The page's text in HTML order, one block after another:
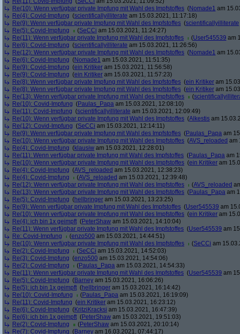
Re(10): Wenn verfügbar private Impfung mit Wahl des Impfstoffes (Nomade1 am
Re(4): Covid-Impfung (scientificallyilliterate am 15.03.2021, 11:17:18)
Re(9): Wenn verfügbar private Impfung mit Wahl des Impfstoffes (scientificallyilliterate
Re(5): Covid-Impfung
(SeCCi am 15.03.2021, 11:24:27)
Re(11): Wenn verfügbar private Impfung mit Wahl des Impfstoffes
(User545539 am
Re(6): Covid-Impfung (scientificallyilliterate am 15.03.2021, 11:26:56)
Re(12): Wenn verfügbar private Impfung mit Wahl des Impfstoffes (Nomade1 am
Re(6): Covid-Impfung (Nomade1 am 15.03.2021, 11:51:35)
Re(9): Covid-Impfung (ein Kritiker am 15.03.2021, 11:56:58)
Re(9): Covid-Impfung (ein Kritiker am 15.03.2021, 11:57:23)
Re(8): Wenn verfügbar private Impfung mit Wahl des Impfstoffes (ein Kritiker am
Re(8): Wenn verfügbar private Impfung mit Wahl des Impfstoffes (ein Kritiker am
Re(13): Wenn verfügbar private Impfung mit Wahl des Impfstoffes
(
Re(10): Covid-Impfung (Paulas_Papa am 15.03.2021, 12:08:10)
Re(11): Covid-Impfung (scientificallyilliterate am 15.03.2021, 12:09:49)
Re(10): Wenn verfügbar private Impfung mit Wahl des Impfstoffes (Alkestis am
Re(12): Covid-Impfung (SeCCi am 15.03.2021, 12:14:11)
Re(9): Wenn verfügbar private Impfung mit Wahl des Impfstoffes (Paulas_Papa am
Re(10): Wenn verfügbar private Impfung mit Wahl des Impfstoffes (AVS_reloaded am
Re(4): Covid-Impfung (klausiw am 15.03.2021, 12:28:01)
Re(11): Wenn verfügbar private Impfung mit Wahl des Impfstoffes (Paulas_Papa am
Re(10): Wenn verfügbar private Impfung mit Wahl des Impfstoffes (ein Kritiker am
Re(4): Covid-Impfung (AVS_reloaded am 15.03.2021, 12:38:23)
Re(4): Covid-Impfung
(AVS_reloaded am 15.03.2021, 12:39:48)
Re(12): Wenn verfügbar private Impfung mit Wahl des Impfstoffes
(AVS_reloaded
Re(13): Wenn verfügbar private Impfung mit Wahl des Impfstoffes (Paulas_Papa am
Re(5): Covid-Impfung (hellbringer am 15.03.2021, 13:23:25)
Re(9): Wenn verfügbar private Impfung mit Wahl des Impfstoffes (User545539 am
Re(10): Wenn verfügbar private Impfung mit Wahl des Impfstoffes (ein Kritiker am
Re(4): ich bin 1x geimpft (PeterShaw am 15.03.2021, 14:10:04)
Re(11): Wenn verfügbar private Impfung mit Wahl des Impfstoffes (User545539 am
Re: Covid-Impfung
(enzo500 am 15.03.2021, 14:44:51)
Re(10): Wenn verfügbar private Impfung mit Wahl des Impfstoffes
(SeCCi am
Re(2): Covid-Impfung
(SeCCi am 15.03.2021, 14:52:03)
Re(3): Covid-Impfung (enzo500 am 15.03.2021, 14:54:06)
Re(2): Covid-Impfung
(Paulas_Papa am 15.03.2021, 14:54:33)
Re(11): Wenn verfügbar private Impfung mit Wahl des Impfstoffes (User545539 am
Re(5): Covid-Impfung (Barney am 15.03.2021, 16:06:26)
Re(5): ich bin 1x geimpft (hellbringer am 15.03.2021, 16:14:42)
Re(10): Covid-Impfung
(Paulas_Papa am 15.03.2021, 16:19:09)
Re(11): Covid-Impfung (ein Kritiker am 15.03.2021, 16:23:12)
Re(6): Covid-Impfung (KritziKracksi am 15.03.2021, 16:47:39)
Re(6): ich bin 1x geimpft (PeterShaw am 15.03.2021, 19:51:03)
Re(2): Covid-Impfung
(PeterShaw am 15.03.2021, 20:10:14)
Re(7): Covid-Impfung (Barney am 16.03.2021, 07:44:17)